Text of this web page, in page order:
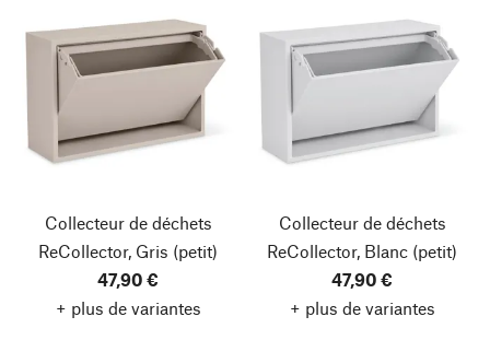
Collecteur de déchets
ReCollector, Gris (petit)
47,90 €
+ plus de variantes
Collecteur de déchets
ReCollector, Blanc (petit)
47,90 €
+ plus de variantes